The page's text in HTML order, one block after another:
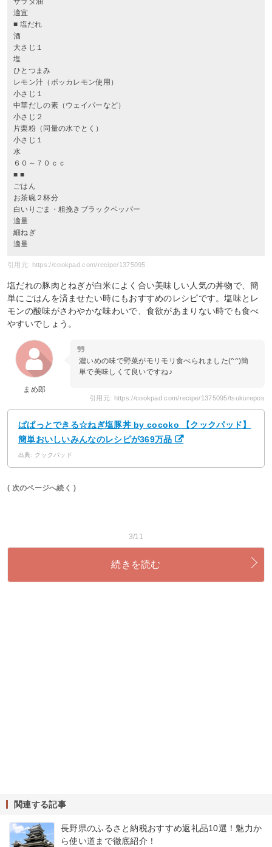
適宜
■ 塩だれ
酒
大さじ１
塩
ひとつまみ
レモン汁（ポッカレモン使用）
小さじ１
中華だしの素（ウェイパーなど）
小さじ２
片栗粉（同量の水でとく）
小さじ１
水
６０～７０ｃｃ
■ ■
ごはん
お茶碗２杯分
白いりごま・粗挽きブラックペッパー
適量
細ねぎ
適量
引用元: https://cookpad.com/recipe/1375095
塩だれの豚肉とねぎが白米によく合い美味しい人気の丼物で、簡
単にごはんを済ませたい時にもおすすめのレシピです。塩味とレ
モンの酸味がさわやかな味わいで、食欲があまりない時でも食べ
やすいでしょう。
まめ郎
濃いめの味で野菜がモリモリ食べられました(^^)簡
単で美味しくて良いですね♪
引用元: https://cookpad.com/recipe/1375095/tsukurepos
ぱぱっとできる☆ねぎ塩豚丼 by cocoko 【クックパッド】
簡単おいしいみんなのレシピが369万品
出典: クックパッド
( 次のページへ続く )
3/11
続きを読む
関連する記事
長野県のふるさと納税おすすめ返礼品10選！魅力か
ら使い道まで徹底紹介！